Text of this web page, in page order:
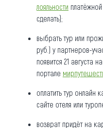
лояльности
сделать);
выбрать тур или
руб.) у партнеров-
появится 21 августа
портале
оплатить тур онлайн
сайте отеля или
возврат придёт на